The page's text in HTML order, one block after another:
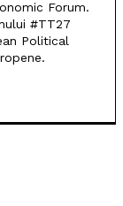
Forum.
#TT27
Political